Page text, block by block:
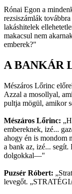
Rónai Egon a
rezsiszámlák
lakáshitelek
makacsul nem
emberek?"
A BANKÁR
Mészáros Lőrinc
Azzal a mosollyal,
pultja mögül, amikor
Mészáros Lőrinc:
embereknek, izé...
ahogy én is mondom
a bank az, izé...
dolgokkal—"
Puzsér Róbert:
levegőt.